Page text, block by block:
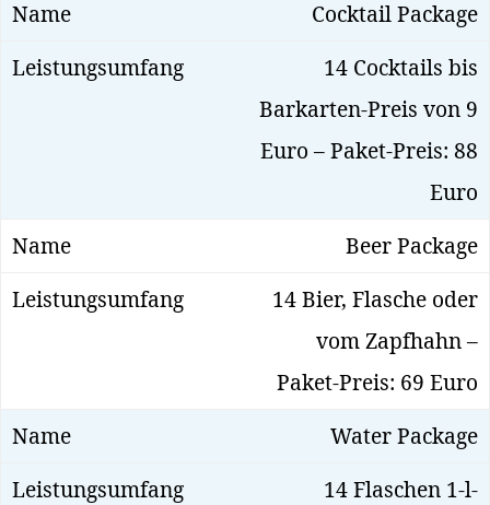
Cocktail Package
14 Cocktails bis
Barkarten-Preis von 9
Euro – Paket-Preis: 88
Euro
Beer Package
14 Bier, Flasche oder
vom Zapfhahn –
Paket-Preis: 69 Euro
Water Package
14 Flaschen 1-l-